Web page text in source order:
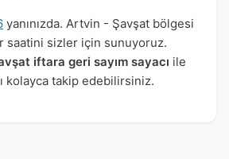
yanınızda. Artvin - Şavşat bölgesi
saatini sizler için sunuyoruz.
iftara geri sayım sayacı ile
kolayca takip edebilirsiniz.